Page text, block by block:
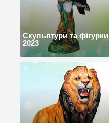
Cкульптури та фігурки
2023